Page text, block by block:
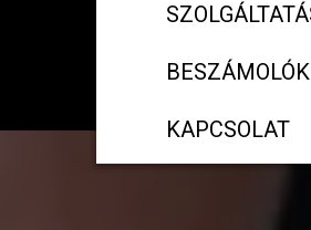
BESZÁMOLÓK
KAPCSOLAT